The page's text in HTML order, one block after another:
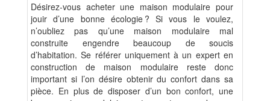
Désirez-vous acheter une maison modulaire pour
jouir d’une bonne écologie ? Si vous le voulez,
n’oubliez pas qu’une maison modulaire mal
construite engendre beaucoup de soucis
d’habitation. Se référer uniquement à un expert en
construction de maison modulaire reste donc
important si l’on désire obtenir du confort dans sa
pièce. En plus de disposer d’un bon confort, une